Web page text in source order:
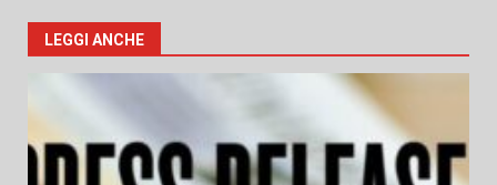
LEGGI ANCHE